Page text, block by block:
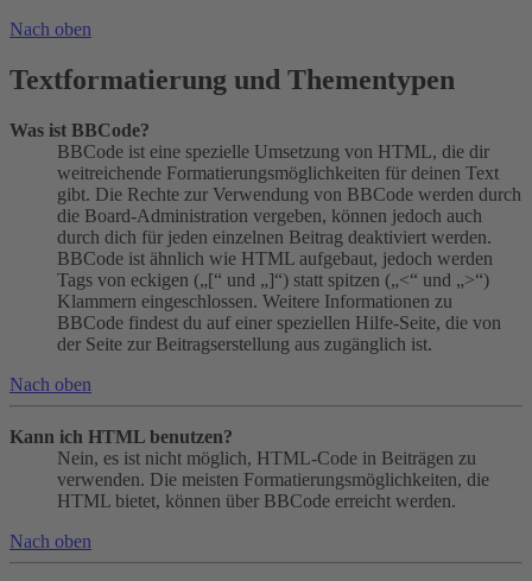
Nach oben
Textformatierung und Thementypen
Was ist BBCode?
BBCode ist eine spezielle Umsetzung von HTML, die dir
weitreichende Formatierungsmöglichkeiten für deinen Text
gibt. Die Rechte zur Verwendung von BBCode werden durch
die Board-Administration vergeben, können jedoch auch
durch dich für jeden einzelnen Beitrag deaktiviert werden.
BBCode ist ähnlich wie HTML aufgebaut, jedoch werden
Tags von eckigen („[“ und „]“) statt spitzen („<“ und „>“)
Klammern eingeschlossen. Weitere Informationen zu
BBCode findest du auf einer speziellen Hilfe-Seite, die von
der Seite zur Beitragserstellung aus zugänglich ist.
Nach oben
Kann ich HTML benutzen?
Nein, es ist nicht möglich, HTML-Code in Beiträgen zu
verwenden. Die meisten Formatierungsmöglichkeiten, die
HTML bietet, können über BBCode erreicht werden.
Nach oben